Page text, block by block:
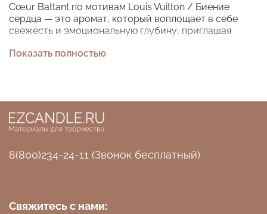
Cœur Battant по мотивам Louis Vuitton / Биение
сердца — это аромат, который воплощает в себе
свежесть и эмоциональную глубину, приглашая
моментом жизни.
Каскалон и нежной мускусной амбреттой, создавая
ощущение свежести и лёгкости.
В сердце композиции раскрываются египетский
цветочную насыщенность и утончённость.
ощущение гармонии и спокойствия.
Показать полностью
8(800)234-24-11 (Звонок бесплатный)
Свяжитесь с нами: